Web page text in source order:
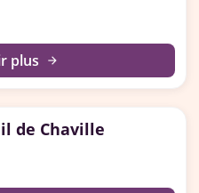
plus arrow_forward
de Chaville